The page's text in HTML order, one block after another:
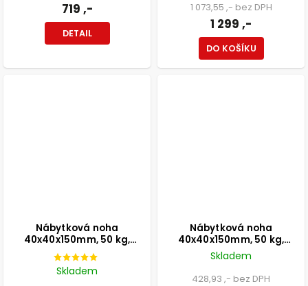
719 ,-
DETAIL
1 073,55 ,- bez DPH
1 299 ,-
DO KOŠÍKU
Nábytková noha
40x40x150mm, 50 kg,
aluminium optik, černá, 4 ks
Skladem
Nábytková noha
40x40x150mm, 50 kg,
aluminium optik, bílý, 4 ks
Skladem
428,93 ,- bez DPH